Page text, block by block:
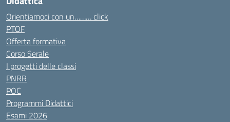
Orientiamoci con un……… click
PTOF
Offerta formativa
Corso Serale
I progetti delle classi
PNRR
POC
Programmi Didattici
Esami 2026